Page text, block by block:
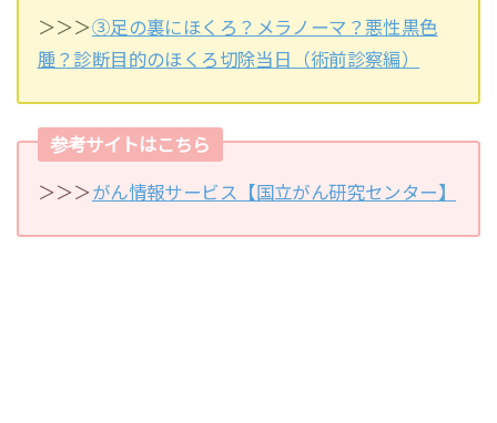
＞＞＞③足の裏にほくろ？メラノーマ？悪性黒色
腫？診断目的のほくろ切除当日（術前診察編）
参考サイトはこちら
＞＞＞がん情報サービス【国立がん研究センター】